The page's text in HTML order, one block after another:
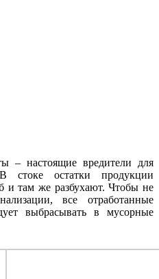
– настоящие вредители для
стоке остатки продукции
и там же разбухают. Чтобы не
все отработанные
выбрасывать в мусорные